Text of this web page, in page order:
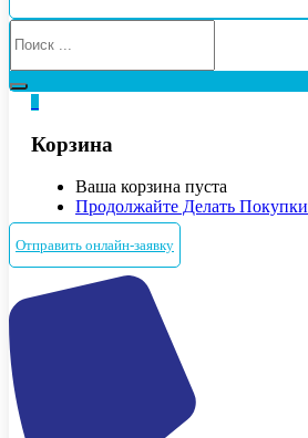
Корзина
Ваша корзина пуста
Продолжайте Делать Покупки
Отправить онлайн-заявку